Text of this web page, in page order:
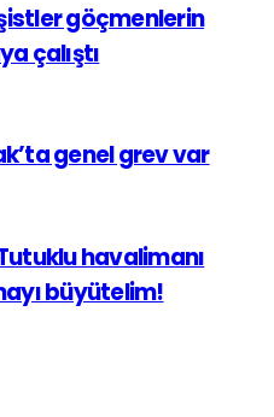
göçmenlerin
çalıştı
genel grev var
havalimanı
büyütelim!